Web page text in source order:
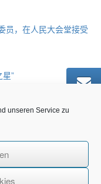
unseren Service zu
员，在人民大会堂接受
”
国际考察电子商务
欧博国际